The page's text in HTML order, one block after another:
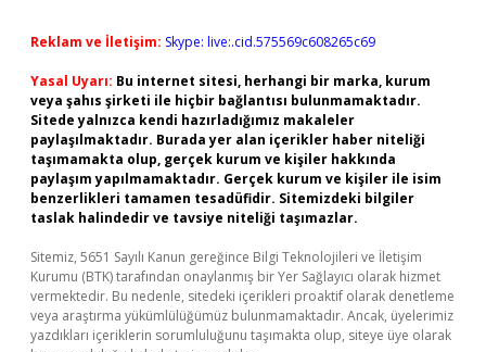
Reklam ve İletişim: Skype: live:.cid.575569c608265c69
Yasal Uyarı: Bu internet sitesi, herhangi bir marka, kurum
veya şahıs şirketi ile hiçbir bağlantısı bulunmamaktadır.
Sitede yalnızca kendi hazırladığımız makaleler
paylaşılmaktadır. Burada yer alan içerikler haber niteliği
taşımamakta olup, gerçek kurum ve kişiler hakkında
paylaşım yapılmamaktadır. Gerçek kurum ve kişiler ile isim
benzerlikleri tamamen tesadüfidir. Sitemizdeki bilgiler
taslak halindedir ve tavsiye niteliği taşımazlar.
Sitemiz, 5651 Sayılı Kanun gereğince Bilgi Teknolojileri ve İletişim
Kurumu (BTK) tarafından onaylanmış bir Yer Sağlayıcı olarak hizmet
vermektedir. Bu nedenle, sitedeki içerikleri proaktif olarak denetleme
veya araştırma yükümlülüğümüz bulunmamaktadır. Ancak, üyelerimiz
yazdıkları içeriklerin sorumluluğunu taşımakta olup, siteye üye olarak